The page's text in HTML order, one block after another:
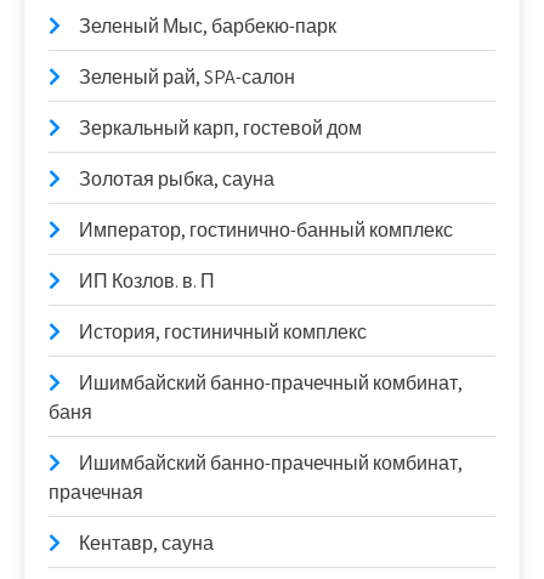
Зеленый Мыс, барбекю-парк
Зеленый рай, SPA-салон
Зеркальный карп, гостевой дом
Золотая рыбка, сауна
Император, гостинично-банный комплекс
ИП Козлов. в. П
История, гостиничный комплекс
Ишимбайский банно-прачечный комбинат,
баня
Ишимбайский банно-прачечный комбинат,
прачечная
Кентавр, сауна